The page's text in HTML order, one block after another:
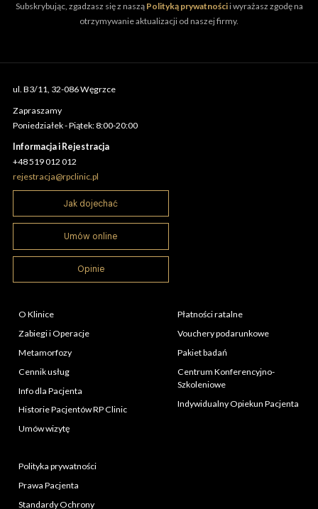
Subskrybując, zgadzasz się z naszą Polityką prywatnościi wyrażasz zgodę na
otrzymywanie aktualizacji od naszej firmy.
ul. B3/11, 32-086 Węgrzce
Zapraszamy
Poniedziałek - Piątek: 8:00-20:00
Informacja i Rejestracja
+48 519 012 012
rejestracja@rpclinic.pl
Jak dojechać
Umów online
Opinie
O Klinice
Zabiegi i Operacje
Metamorfozy
Cennik usług
Info dla Pacjenta
Historie Pacjentów RP Clinic
Umów wizytę
Płatności ratalne
Vouchery podarunkowe
Pakiet badań
Centrum Konferencyjno-
Szkoleniowe
Indywidualny Opiekun Pacjenta
Polityka prywatności
Prawa Pacjenta
Standardy Ochrony